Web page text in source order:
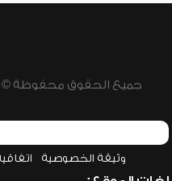
جميع الحقوق محفوظة © 2026 - 1998 لشبكة إسلام ويب
وثيقة الخصوصية